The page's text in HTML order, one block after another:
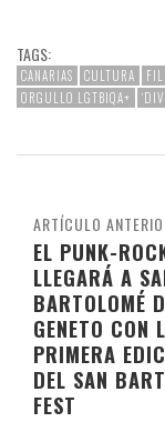
TAGS:
CANARIAS CULTURA
ORGULLO LGTBIQA+
ARTÍCULO
EL PUNK-
LLEGARÁ A
BARTOLOMÉ
GENETO CON
PRIMERA
DEL SAN
FEST